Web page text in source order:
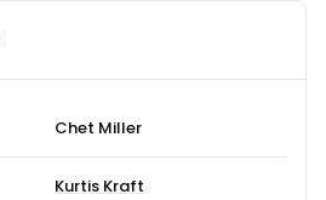
Chet Miller
Kurtis Kraft